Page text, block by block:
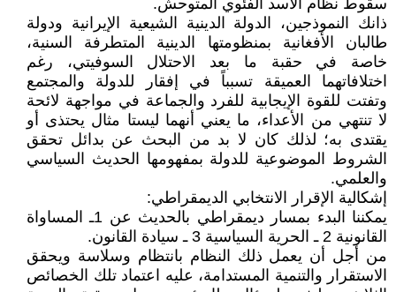
سقوط نظام الأسد الفئوي المتوحش.
ذانك النموذجين، الدولة الدينية الشيعية الإيرانية ودولة
طالبان الأفغانية بمنظومتها الدينية المتطرفة السنية،
خاصة في حقبة ما بعد الاحتلال السوفيتي، رغم
اختلافاتهما العميقة تسبباً في إفقار للدولة والمجتمع
وتفتت للقوة الإيجابية للفرد والجماعة في مواجهة لائحة
لا تنتهي من الأعداء، ما يعني أنهما ليستا مثال يحتذى أو
يقتدى به؛ لذلك كان لا بد من البحث عن بدائل تحقق
الشروط الموضوعية للدولة بمفهومها الحديث السياسي
والعلمي.
إشكالية الإقرار الانتخابي الديمقراطي:
يمكننا البدء بمسار ديمقراطي بالحديث عن 1ـ المساواة
القانونية 2 ـ الحرية السياسية 3 ـ سيادة القانون.
من أجل أن يعمل ذلك النظام بانتظام وسلاسة ويحقق
الاستقرار والتنمية المستدامة، عليه اعتماد تلك الخصائص